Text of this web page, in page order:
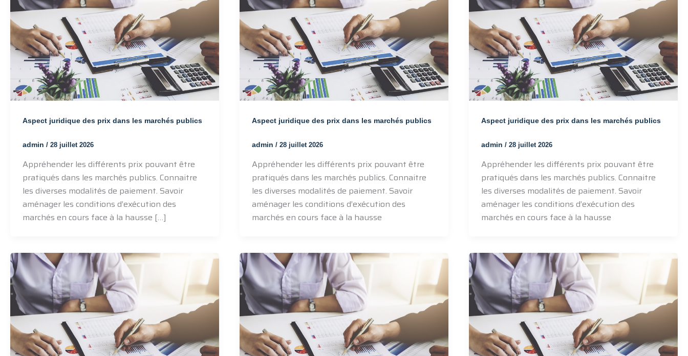
Aspect juridique des prix dans les marchés publics
admin / 28 juillet 2026
Appréhender les différents prix pouvant être
pratiqués dans les marchés publics. Connaitre
les diverses modalités de paiement. Savoir
aménager les conditions d’exécution des
marchés en cours face à la hausse […]
Aspect juridique des prix dans les marchés publics
admin / 28 juillet 2026
Appréhender les différents prix pouvant être
pratiqués dans les marchés publics. Connaitre
les diverses modalités de paiement. Savoir
aménager les conditions d’exécution des
marchés en cours face à la hausse
Aspect juridique des prix dans les marchés publics
admin / 28 juillet 2026
Appréhender les différents prix pouvant être
pratiqués dans les marchés publics. Connaitre
les diverses modalités de paiement. Savoir
aménager les conditions d’exécution des
marchés en cours face à la hausse